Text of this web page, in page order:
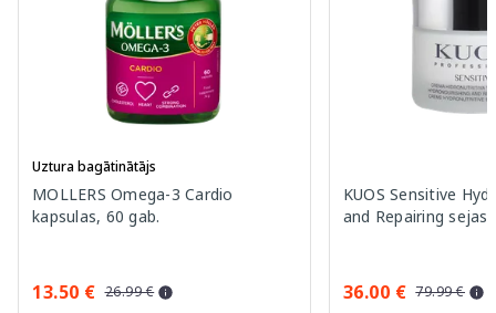
Uztura bagātinātājs
MOLLERS Omega-3 Cardio
kapsulas, 60 gab.
13.50 € 26.99 €
KUOS Sensitive
and Repairing sejas
36.00 € 79.99 €